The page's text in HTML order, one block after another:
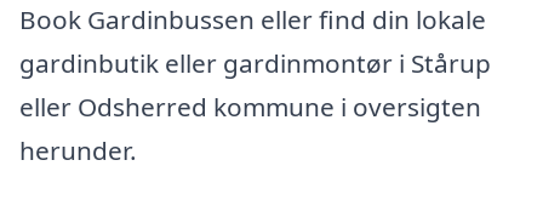
Book Gardinbussen eller find din lokale
gardinbutik eller gardinmontør i Stårup
eller Odsherred kommune i oversigten
herunder.